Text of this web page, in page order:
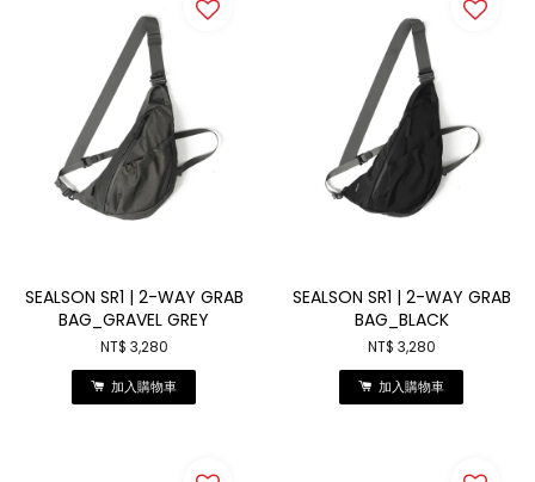
SEALSON SR1 | 2-WAY GRAB
BAG_GRAVEL GREY
NT$ 3,280
加入購物車
SEALSON SR1 | 2-WAY GRAB
BAG_BLACK
NT$ 3,280
加入購物車